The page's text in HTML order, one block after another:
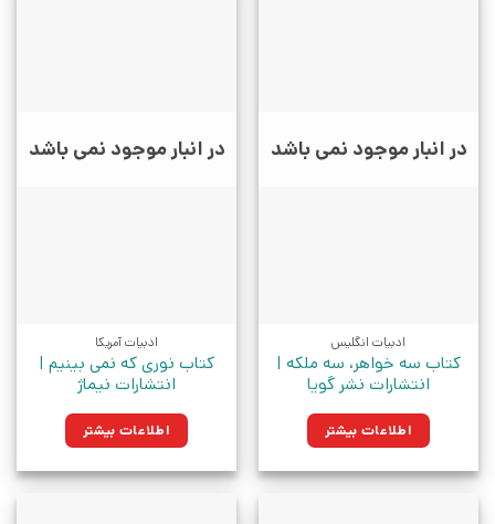
در انبار موجود نمی باشد
ادبیات انگلیس
کتاب سه خواهر، سه ملکه |
انتشارات نشر گویا
اطلاعات بیشتر
در انبار موجود نمی باشد
ادبیات آمریکا
کتاب نوری که نمی بینیم |
انتشارات نیماژ
اطلاعات بیشتر